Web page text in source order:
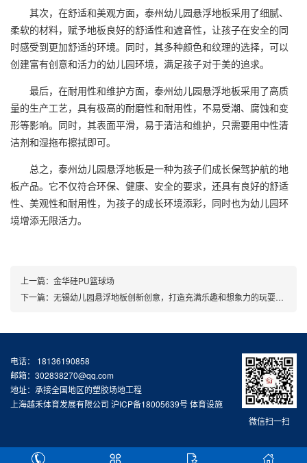
其次，在舒适和美观方面，泰州幼儿园悬浮地板采用了细腻、
柔软的材料，赋予地板良好的舒适性和遮音性，让孩子在安全的同
时感受到更加舒适的环境。同时，其多种颜色和纹理的选择，可以
创建富有创意和活力的幼儿园环境，满足孩子对于美的追求。
最后，在耐用性和维护方面，泰州幼儿园悬浮地板采用了高质
量的生产工艺，具有极高的耐磨性和耐用性，不易受潮、腐蚀和变
形等影响。同时，其表面平滑，易于清洁和维护，只需要用中性清
洁剂和湿拖布擦拭即可。
总之，泰州幼儿园悬浮地板是一种为孩子们成长保驾护航的地
板产品。它不仅符合环保、健康、安全的要求，还具有良好的舒适
性、美观性和耐用性，为孩子的成长环境添彩，同时也为幼儿园环
境增添无限活力。
上一篇： 金华硅PU篮球场
下一篇： 无锡幼儿园悬浮地板创新创意，打造充满乐趣和想象力的玩耍空间
微信扫一扫
电话： 18136190858
邮箱：302838270@qq.com
地址：承接全国地区的塑胶场地工程
上海越禾体育发展有限公司 沪ICP备18005639号体育设施